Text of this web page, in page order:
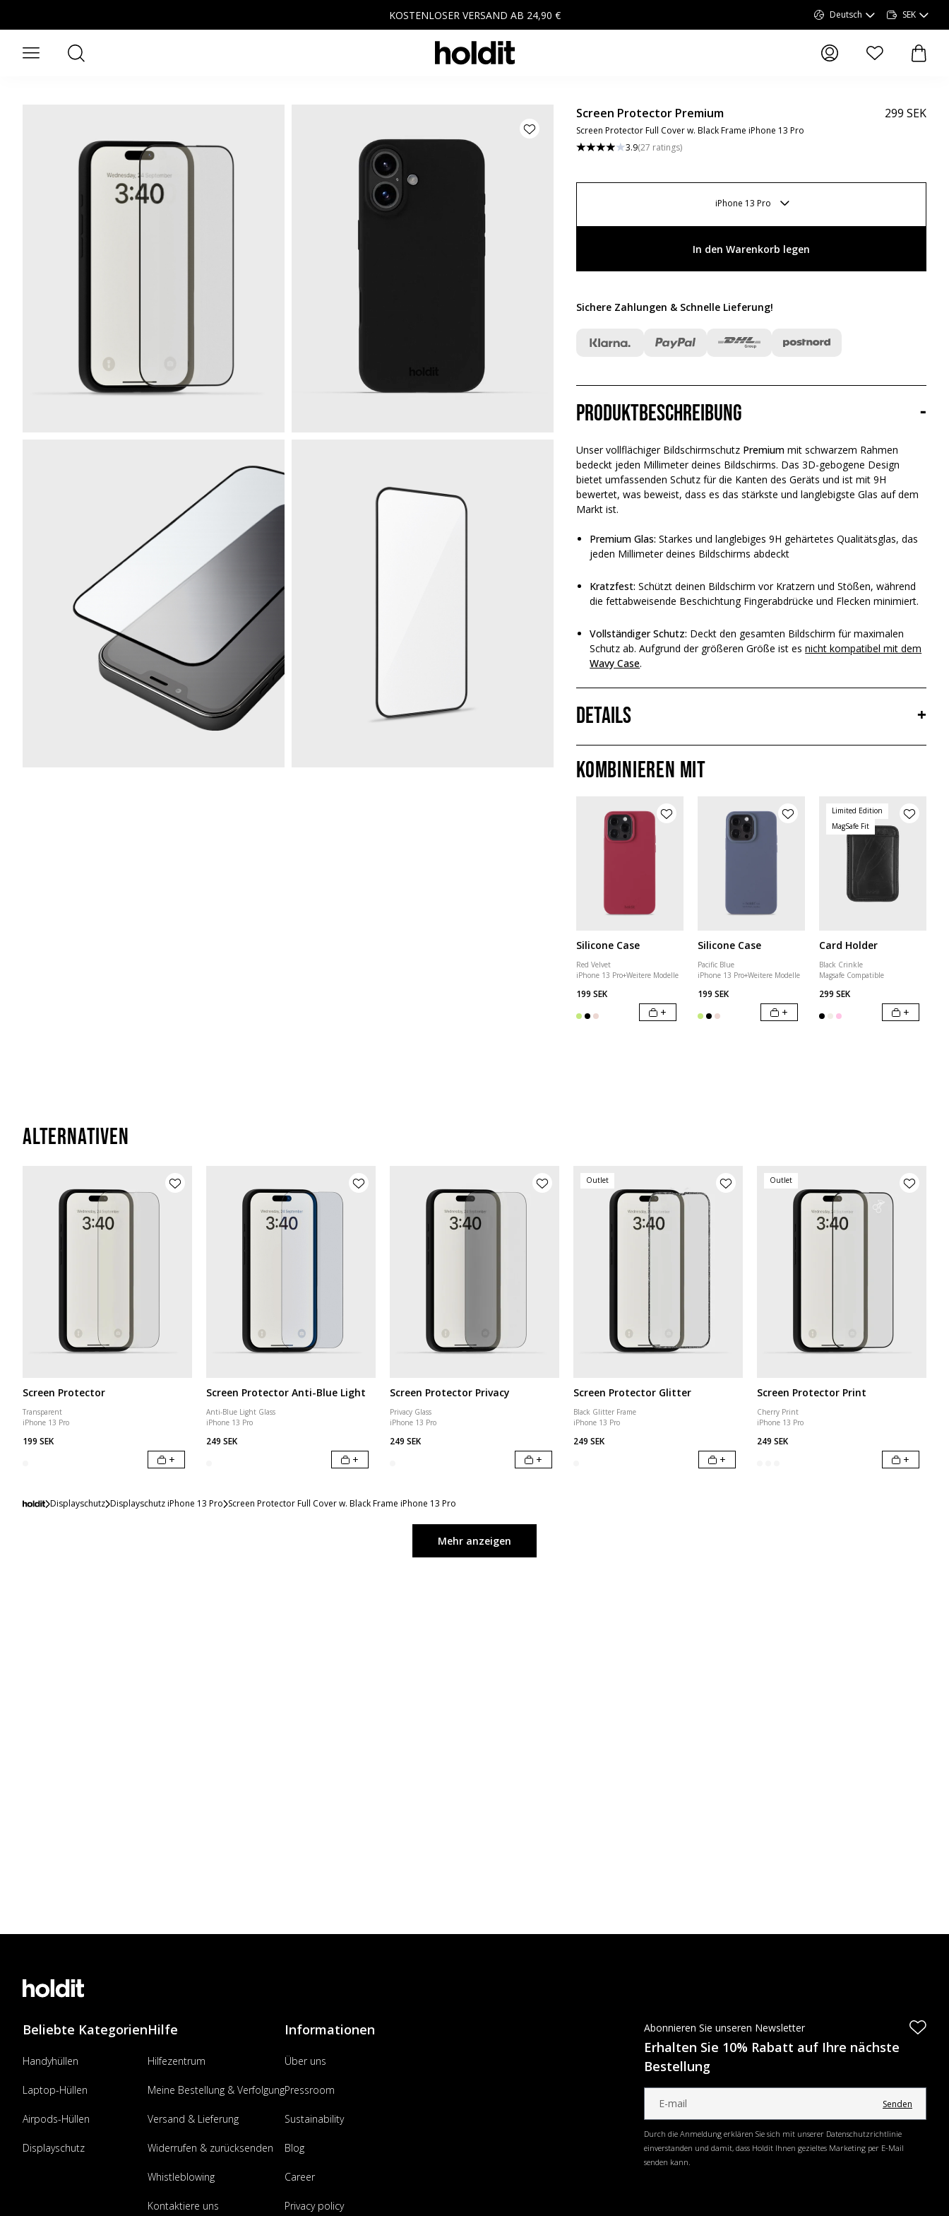
KOSTENLOSER VERSAND AB 24,90 € Deutsch SEK
Menü öffnenSuchen
Artikel in der
Screen Protector Premium
Screen Protector Full Cover w. Black Frame iPhone 13 Pro
3.9(27 ratings)
299 SEK
iPhone 13 Pro
In den Warenkorb legen
Sichere Zahlungen & Schnelle Lieferung!
Produktbeschreibung -
Unser vollflächiger Bildschirmschutz Premium mit schwarzem Rahmen
bedeckt jeden Millimeter deines Bildschirms. Das 3D-gebogene Design
bietet umfassenden Schutz für die Kanten des Geräts und ist mit 9H
bewertet, was beweist, dass es das stärkste und langlebigste Glas auf dem
Markt ist.
Premium Glas:Starkes und langlebiges 9H gehärtetes Qualitätsglas, das
jeden Millimeter deines Bildschirms abdeckt
Kratzfest:Schützt deinen Bildschirm vor Kratzern und Stößen, während
die fettabweisende Beschichtung Fingerabdrücke und Flecken minimiert.
Vollständiger Schutz: Deckt den gesamten Bildschirm für maximalen
Schutz ab. Aufgrund der größeren Größe ist esnicht kompatibel mit dem
Wavy Case.
Details
+
Kombinieren mit
Silicone Case
Red Velvet
iPhone 13 Pro+Weitere Modelle
199 SEK
+
Silicone Case
Pacific Blue
iPhone 13 Pro+Weitere Modelle
199 SEK
+
Limited Edition
MagSafe Fit
Card Holder
Black Crinkle
Magsafe Compatible
299 SEK
+
Alternativen
Screen Protector
Transparent
iPhone 13 Pro
199 SEK
+
Screen Protector Anti-Blue Light
Anti-Blue Light Glass
iPhone 13 Pro
249 SEK
+
Screen Protector Privacy
Privacy Glass
iPhone 13 Pro
249 SEK
+
Outlet
Screen Protector Glitter
Black Glitter Frame
iPhone 13 Pro
249 SEK
+
Outlet
Screen Protector Print
Cherry Print
iPhone 13 Pro
249 SEK
+
Displayschutz Displayschutz iPhone 13 Pro Screen Protector Full Cover w. Black Frame iPhone 13 Pro
Mehr anzeigen
Beliebte Kategorien
Handyhüllen
Laptop-Hüllen
Airpods-Hüllen
Displayschutz
Hilfe
Hilfezentrum
Meine Bestellung & Verfolgung
Versand & Lieferung
Widerrufen & zurücksenden
Whistleblowing
Kontaktiere uns
Informationen
Über uns
Pressroom
Sustainability
Blog
Career
Privacy policy
Abonnieren Sie unseren Newsletter
Erhalten Sie 10% Rabatt auf Ihre nächste
Bestellung
Senden
Durch die Anmeldung erklären Sie sich mit unserer Datenschutzrichtlinie
einverstanden und damit, dass Holdit Ihnen gezieltes Marketing per E-Mail
senden kann.